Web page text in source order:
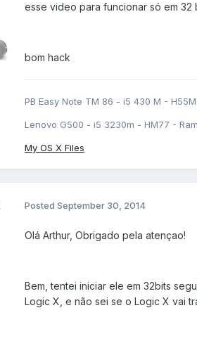
esse video para funcionar só em
bom hack
PB Easy Note TM 86 - i5 430 M -
Lenovo G500 - i5 3230m - HM77 -
My OS X Files
Posted September 30, 2014
Olá Arthur, Obrigado pela atençao!
Bem, tentei iniciar ele em 32bits
Logic X, e não sei se o Logic X vai